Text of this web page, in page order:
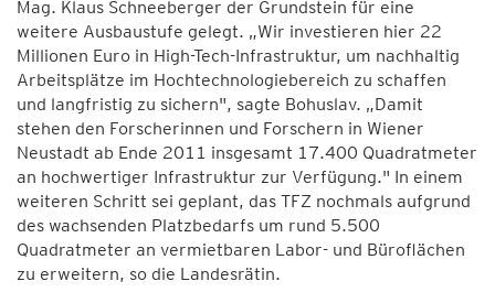
Mag. Klaus Schneeberger der Grundstein für eine
weitere Ausbaustufe gelegt. „Wir investieren hier 22
Millionen Euro in High-Tech-Infrastruktur, um nachhaltig
Arbeitsplätze im Hochtechnologiebereich zu schaffen
und langfristig zu sichern", sagte Bohuslav. „Damit
stehen den Forscherinnen und Forschern in Wiener
Neustadt ab Ende 2011 insgesamt 17.400 Quadratmeter
an hochwertiger Infrastruktur zur Verfügung." In einem
weiteren Schritt sei geplant, das TFZ nochmals aufgrund
des wachsenden Platzbedarfs um rund 5.500
Quadratmeter an vermietbaren Labor- und Büroflächen
zu erweitern, so die Landesrätin.